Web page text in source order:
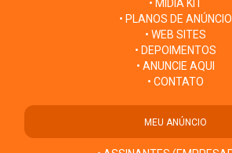
• MÍDIA KIT
• PLANOS DE ANÚNCIO
• WEB SITES
• DEPOIMENTOS
• ANUNCIE AQUI
• CONTATO
MEU ANÚNCIO